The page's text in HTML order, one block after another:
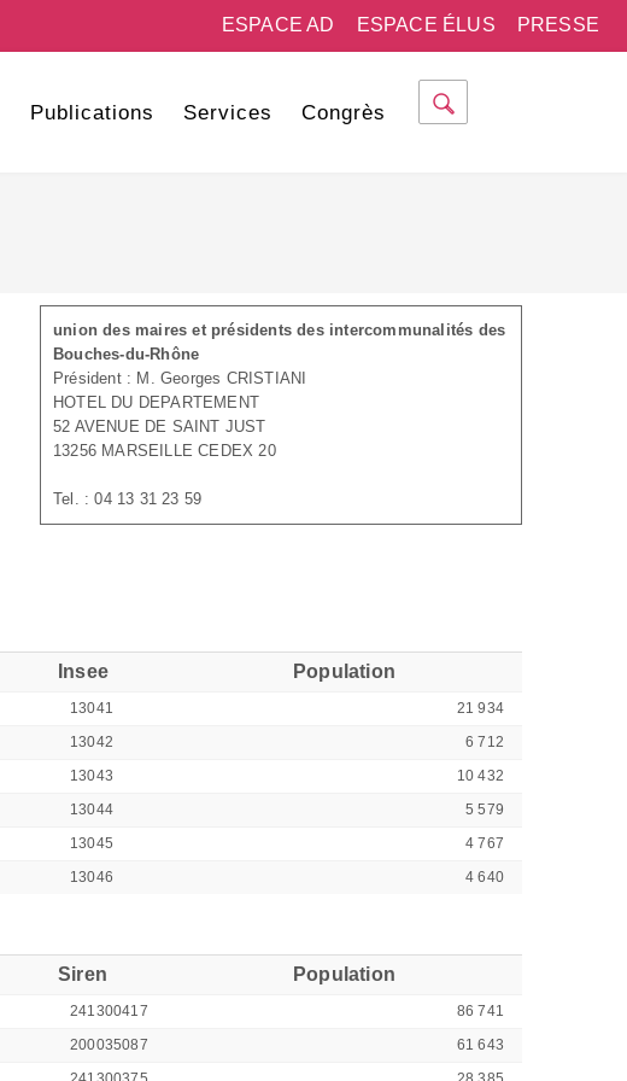
PRESSE
ESPACE ÉLUS
ESPACE AD
Publications Services Congrès
union des maires et présidents des intercommunalités des
Bouches-du-Rhône
Président : M. Georges CRISTIANI
HOTEL DU DEPARTEMENT
52 AVENUE DE SAINT JUST
13256 MARSEILLE CEDEX 20
Tel. : 04 13 31 23 59
Insee Population
13041
21 934
13042
6 712
13043
10 432
13044
5 579
13045
4 767
13046 4 640
Siren Population
241300417
86 741
200035087
61 643